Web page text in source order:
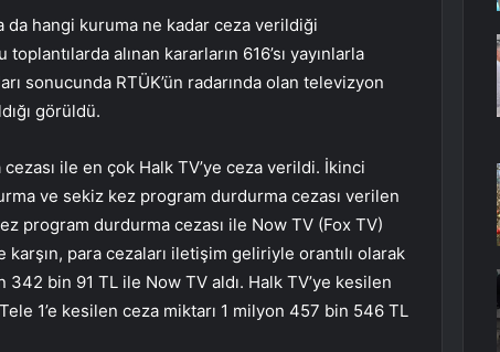
da hangi kuruma ne kadar ceza verildiği
alınan kararların 616’sı yayınlarla
sonucunda RTÜK’ün radarında olan televizyon
görüldü.
ile en çok Halk TV’ye ceza verildi. İkinci
ve sekiz kez program durdurma cezası verilen
program durdurma cezası ile Now TV (Fox TV)
para cezaları iletişim geliriyle orantılı olarak
bin 91 TL ile Now TV aldı. Halk TV’ye kesilen
1’e kesilen ceza miktarı 1 milyon 457 bin 546 TL